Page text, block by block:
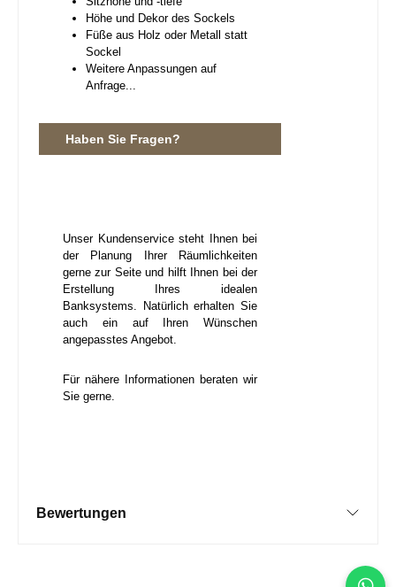
Höhe und Dekor des Sockels
Füße aus Holz oder Metall statt
Sockel
Weitere Anpassungen auf
Anfrage...
Haben Sie Fragen?
Unser Kundenservice steht Ihnen bei
der Planung Ihrer Räumlichkeiten
gerne zur Seite und hilft Ihnen bei der
Erstellung Ihres idealen
Banksystems. Natürlich erhalten Sie
auch ein auf Ihren Wünschen
angepasstes Angebot.
Für nähere Informationen beraten wir
Sie gerne.
Bewertungen